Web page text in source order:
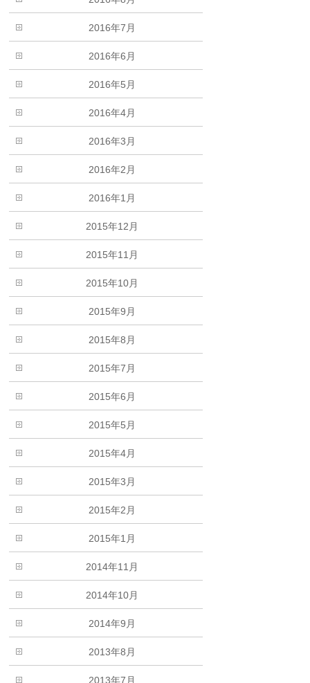
2016年7月
2016年6月
2016年5月
2016年4月
2016年3月
2016年2月
2016年1月
2015年12月
2015年11月
2015年10月
2015年9月
2015年8月
2015年7月
2015年6月
2015年5月
2015年4月
2015年3月
2015年2月
2015年1月
2014年11月
2014年10月
2014年9月
2013年8月
2013年7月